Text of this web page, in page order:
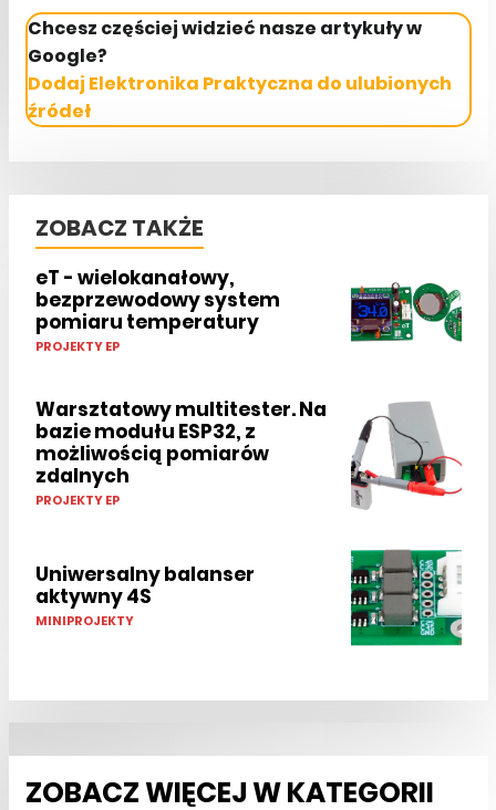
Chcesz częściej widzieć nasze artykuły w
Google?
Dodaj Elektronika Praktyczna do ulubionych
źródeł
ZOBACZ TAKŻE
eT - wielokanałowy,
bezprzewodowy system
pomiaru temperatury
PROJEKTY EP
Warsztatowy multitester. Na
bazie modułu ESP32, z
możliwością pomiarów
zdalnych
PROJEKTY EP
Uniwersalny balanser
aktywny 4S
MINIPROJEKTY
ZOBACZ WIĘCEJ W KATEGORII